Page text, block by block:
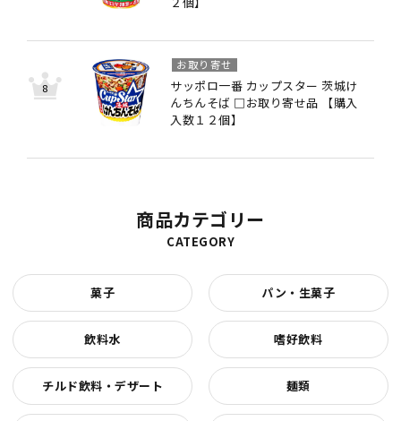
サッポロ一番 カップスター 茨城け
んちんそば □お取り寄せ品 【購入
入数１２個】
お取り寄せ
商品カテゴリー
CATEGORY
菓子 パン・生菓子
飲料水 嗜好飲料
チルド飲料・デザート 麺類